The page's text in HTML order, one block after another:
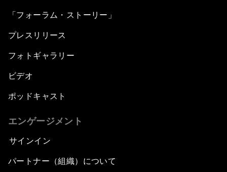
「フォーラム・ストーリー」
プレスリリース
フォトギャラリー
ビデオ
ポッドキャスト
エンゲージメント
サインイン
パートナー（組織）について